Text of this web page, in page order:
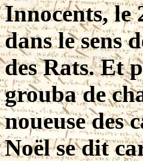
Innocents, le
dans le sens
des Rats. Et
grouba de
noueuse des
Noël se dit